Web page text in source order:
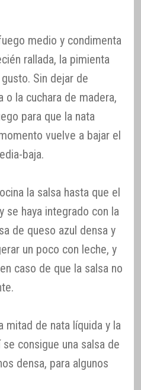
medio y condimenta
rallada, la pimienta
Sin dejar de
o la cuchara de madera,
para que la nata
vuelve a bajar el
baja.
la salsa hasta que el
se haya integrado con la
de queso azul densa y
un poco con leche, y
caso de que la salsa no
mitad de nata líquida y la
consigue una salsa de
densa, para algunos